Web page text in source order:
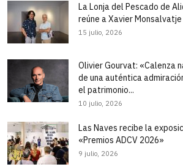
La Lonja del Pescado de
reúne a Xavier Monsalvatje
15 julio, 2026
Olivier Gourvat: «Calenza
de una auténtica
el patrimonio...
10 julio, 2026
Las Naves recibe la
«Premios ADCV 2026»
9 julio, 2026